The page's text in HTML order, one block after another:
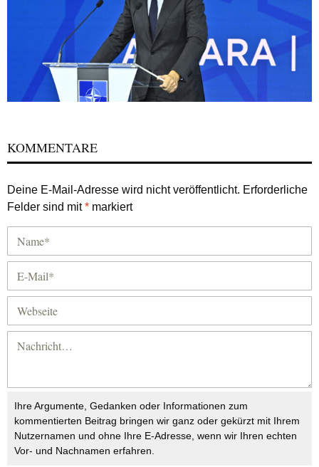
KOMMENTARE
Deine E-Mail-Adresse wird nicht veröffentlicht. Erforderliche
Felder sind mit* markiert
Ihre Argumente, Gedanken oder Informationen zum
kommentierten Beitrag bringen wir ganz oder gekürzt mit Ihrem
Nutzernamen und ohne Ihre E-Adresse, wenn wir Ihren echten
Vor- und Nachnamen erfahren.